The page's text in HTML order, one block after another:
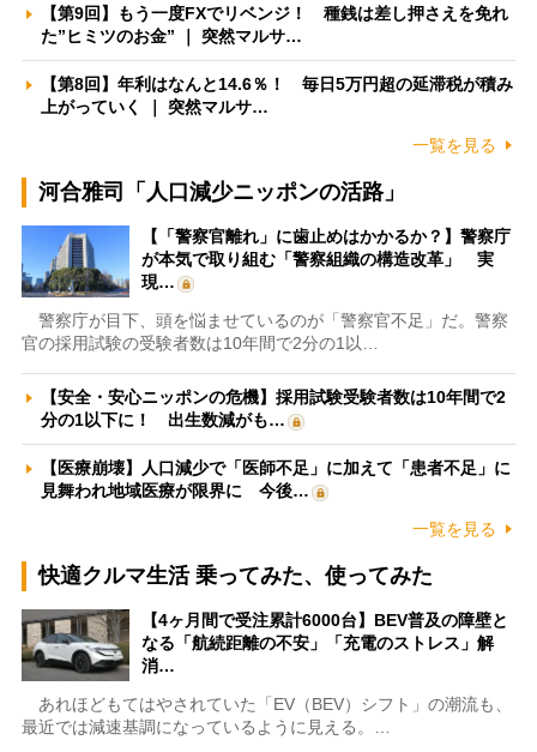
【第9回】もう一度FXでリベンジ！ 種銭は差し押さえを免れ
た”ヒミツのお金” ｜ 突然マルサ…
【第8回】年利はなんと14.6％！ 毎日5万円超の延滞税が積み
上がっていく ｜ 突然マルサ…
一覧を見る
河合雅司「人口減少ニッポンの活路」
【「警察官離れ」に歯止めはかかるか？】警察庁
が本気で取り組む「警察組織の構造改革」 実
現…
警察庁が目下、頭を悩ませているのが「警察官不足」だ。警察
官の採用試験の受験者数は10年間で2分の1以…
【安全・安心ニッポンの危機】採用試験受験者数は10年間で2
分の1以下に！ 出生数減がも…
【医療崩壊】人口減少で「医師不足」に加えて「患者不足」に
見舞われ地域医療が限界に 今後…
一覧を見る
快適クルマ生活 乗ってみた、使ってみた
【4ヶ月間で受注累計6000台】BEV普及の障壁と
なる「航続距離の不安」「充電のストレス」解
消…
あれほどもてはやされていた「EV（BEV）シフト」の潮流も、
最近では減速基調になっているように見える。…